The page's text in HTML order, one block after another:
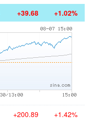
+39.68 +1.02%
+200.89 +1.42%